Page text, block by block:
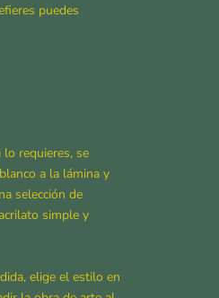
puedes
requieres, se
a la lámina y
selección de
simple y
elige el estilo en